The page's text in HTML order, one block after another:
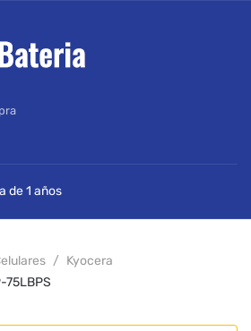
de 1 años
Kyocera
75LBPS